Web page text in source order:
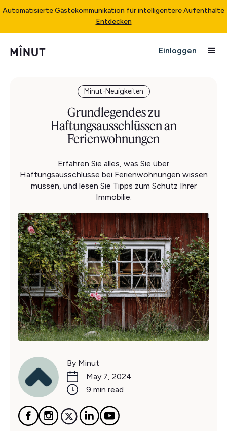
Automatisierte Gästekommunikation für intelligentere Aufenthalte
Entdecken
Einloggen
Minut-Neuigkeiten
Grundlegendes zu
Haftungsausschlüssen an
Ferienwohnungen
Erfahren Sie alles, was Sie über
Haftungsausschlüsse bei Ferienwohnungen wissen
müssen, und lesen Sie Tipps zum Schutz Ihrer
Immobilie.
By Minut
May 7, 2024
9 min read